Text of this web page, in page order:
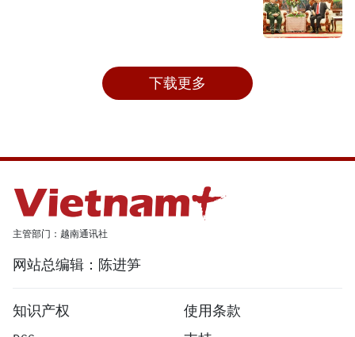
下载更多
主管部门：越南通讯社
网站总编辑：陈进笋
知识产权
使用条款